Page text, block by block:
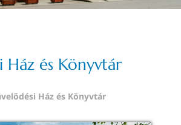
Ház és Könyvtár
Ház és Könyvtár